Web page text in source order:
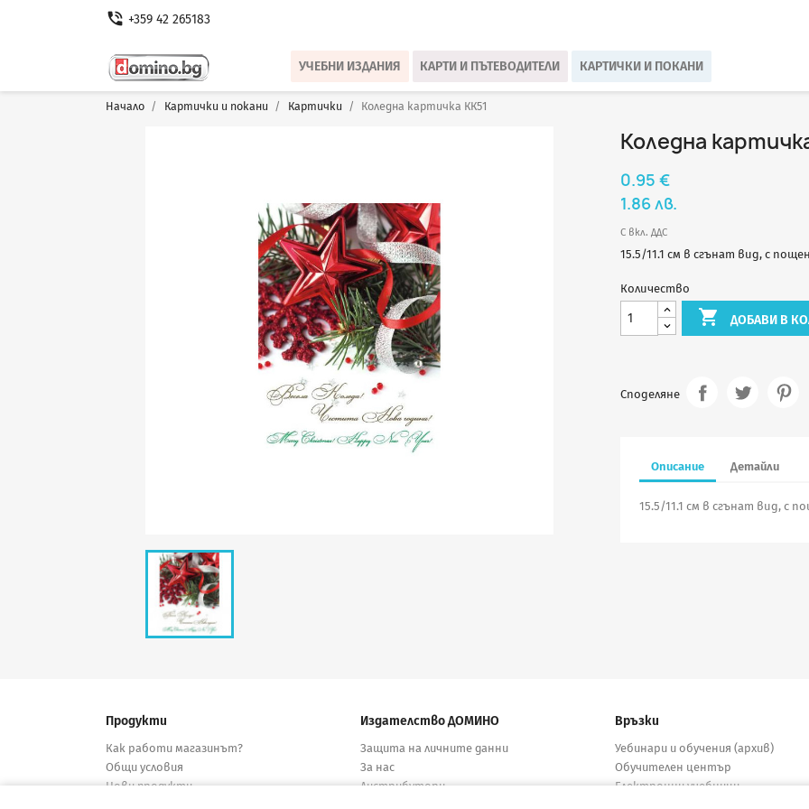
phone_in_talk +359 42 265183
УЧЕБНИ ИЗДАНИЯ КАРТИ И ПЪТЕВОДИТЕЛИ КАРТИЧКИ И ПОКАНИ
Начало Картички и покани Картички Коледна картичка КК51
Коледна
0.95 €
1.86 лв.
С вкл. ДДС
15.5/11.1 см в сгънат вид, с
Количество
 ДОБАВИ В
Споделяне
Описание Детайли
15.5/11.1 см в сгънат вид, с
Продукти
Как работи магазинът?
Общи условия
Нови продукти
Издателство ДОМИНО
Защита на личните данни
За нас
Дистрибутори
Връзки
Уебинари и обучения (архив)
Обучителен център
Електронни учебници